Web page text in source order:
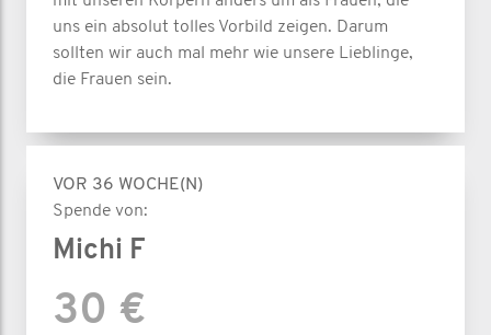
uns ein absolut tolles Vorbild zeigen. Darum
sollten wir auch mal mehr wie unsere Lieblinge,
die Frauen sein.
VOR 36 WOCHE(N)
Spende von:
Michi F
30 €